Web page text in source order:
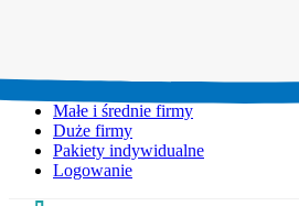
Małe i średnie firmy
Duże firmy
Pakiety indywidualne
Logowanie